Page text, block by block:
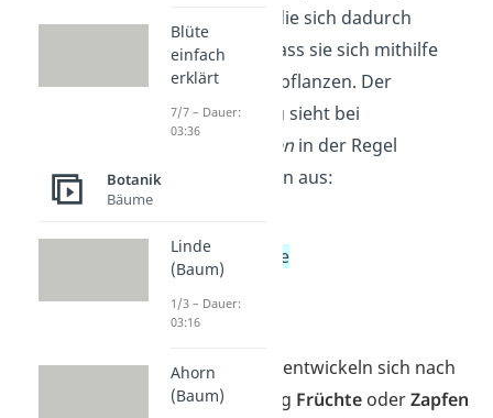
sind Pflanzen, die sich dadurch
auszeichnen, dass sie sich mithilfe
der Samen fortpflanzen. Der
Pflanzenaufbau sieht bei
Spermatophyten in der Regel
folgendermaßen aus:
Sprossachse
Blüte
Aus den Blüten entwickeln sich nach
der Befruchtung Früchte oderZapfen
Blüte
einfach
erklärt
7/7 – Dauer:
03:36
Botanik
Bäume
Linde
(Baum)
1/3 – Dauer:
03:16
Ahorn
(Baum)